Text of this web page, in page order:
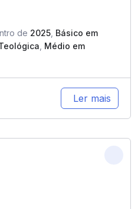
de 2025 Básico em
Médio em
Ler mais